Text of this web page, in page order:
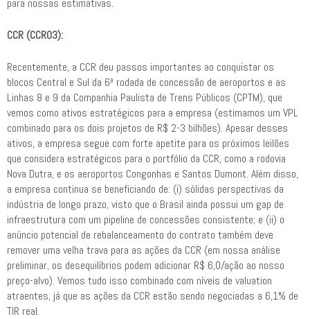
CCR (CCRO3):
Recentemente, a CCR deu passos importantes ao conquistar os
blocos Central e Sul da 6ª rodada de concessão de aeroportos e as
Linhas 8 e 9 da Companhia Paulista de Trens Públicos (CPTM), que
vemos como ativos estratégicos para a empresa (estimamos um VPL
combinado para os dois projetos de R$ 2-3 bilhões). Apesar desses
ativos, a empresa segue com forte apetite para os próximos leilões
que considera estratégicos para o portfólio da CCR, como a rodovia
Nova Dutra, e os aeroportos Congonhas e Santos Dumont. Além disso,
a empresa continua se beneficiando de: (i) sólidas perspectivas da
indústria de longo prazo, visto que o Brasil ainda possui um gap de
infraestrutura com um pipeline de concessões consistente; e (ii) o
anúncio potencial de rebalanceamento do contrato também deve
remover uma velha trava para as ações da CCR (em nossa análise
preliminar, os desequilíbrios podem adicionar R$ 6,0/ação ao nosso
preço-alvo). Vemos tudo isso combinado com níveis de valuation
atraentes, já que as ações da CCR estão sendo negociadas a 6,1% de
TIR real.